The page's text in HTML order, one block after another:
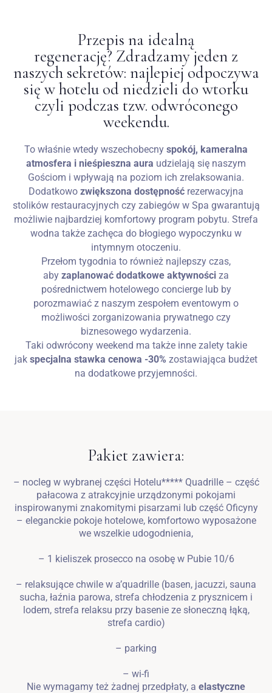
Blog
Kontakt
PL
Przepis na idealną
regenerację? Zdradzamy jeden z
naszych sekretów: najlepiej odpoczywa
się w hotelu od niedzieli do wtorku
czyli podczas tzw. odwróconego
weekendu.
To właśnie wtedy wszechobecny spokój, kameralna
atmosfera i nieśpieszna aura udzielają się naszym
Gościom i wpływają na poziom ich zrelaksowania.
Dodatkowo zwiększona dostępność rezerwacyjna
stolików restauracyjnych czy zabiegów w Spa gwarantują
możliwie najbardziej komfortowy program pobytu. Strefa
wodna także zachęca do błogiego wypoczynku w
intymnym otoczeniu.
Przełom tygodnia to również najlepszy czas,
aby zaplanować dodatkowe aktywności za
pośrednictwem hotelowego concierge lub by
porozmawiać z naszym zespołem eventowym o
możliwości zorganizowania prywatnego czy
biznesowego wydarzenia.
Taki odwrócony weekend ma także inne zalety takie
jak specjalna stawka cenowa -30% zostawiająca budżet
na dodatkowe przyjemności.
Pakiet zawiera:
– nocleg w wybranej części Hotelu***** Quadrille – część
pałacowa z atrakcyjnie urządzonymi pokojami
inspirowanymi znakomitymi pisarzami lub część Oficyny
– eleganckie pokoje hotelowe, komfortowo wyposażone
we wszelkie udogodnienia,
– 1 kieliszek prosecco na osobę w Pubie 10/6
– relaksujące chwile w a’quadrille (basen, jacuzzi, sauna
sucha, łaźnia parowa, strefa chłodzenia z prysznicem i
lodem, strefa relaksu przy basenie ze słoneczną łąką,
strefa cardio)
– parking
– wi-fi
Nie wymagamy też żadnej przedpłaty, a elastyczne